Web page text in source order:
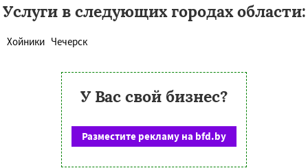
Услуги в следующих городах области:
Хойники Чечерск
У Вас свой бизнес?
Разместите рекламу на bfd.by